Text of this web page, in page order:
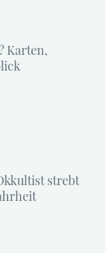
Karten,
strebt